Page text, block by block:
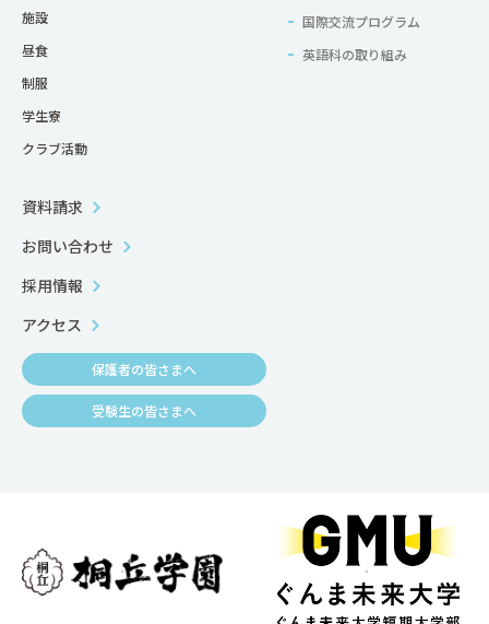
国際交流プログラム
英語科の取り組み
施設
昼食
制服
学生寮
クラブ活動
資料請求
お問い合わせ
採用情報
アクセス
保護者の皆さまへ
受験生の皆さまへ